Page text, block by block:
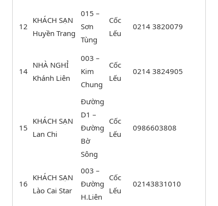
12
KHÁCH SẠN
Huyền Trang
015 –
Sơn
Tùng
Cốc
Lếu
0214 3820079
14
NHÀ NGHỈ
Khánh Liên
003 –
Kim
Chung
Cốc
Lếu
0214 3824905
15
KHÁCH SẠN
Lan Chi
Đường
D1 –
Đường
Bờ
Sông
Cốc
Lếu
0986603808
16
KHÁCH SẠN
Lào Cai Star
003 –
Đường
H.Liên
Cốc
Lếu
02143831010